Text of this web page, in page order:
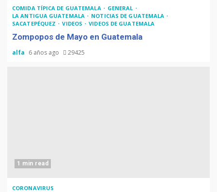
COMIDA TÍPICA DE GUATEMALA
GENERAL
LA ANTIGUA GUATEMALA
NOTICIAS DE GUATEMALA
SACATEPÉQUEZ
VIDEOS VIDEOS DE GUATEMALA
Zompopos de Mayo en Guatemala
alfa 6 años ago 29425
1 min read
CORONAVIRUS